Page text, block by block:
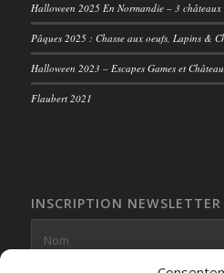
Halloween 2025 En Normandie – 3
Pâques 2025 : Chasse aux oeufs, Lapins &
Halloween 2023 – Escapes Games et
Flaubert 2021
INSCRIPTION NEWSLETTER